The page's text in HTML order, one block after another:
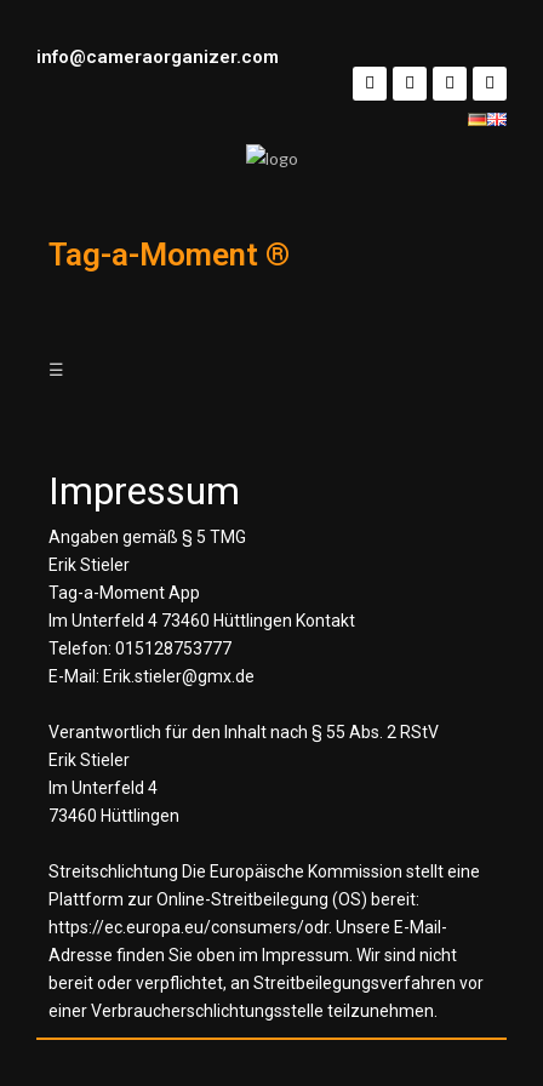
info@cameraorganizer.com
Tag-a-Moment ®
☰
Impressum
Angaben gemäß § 5 TMG
Erik Stieler
Tag-a-Moment App
Im Unterfeld 4 73460 Hüttlingen Kontakt
Telefon: 015128753777
E-Mail: Erik.stieler@gmx.de
Verantwortlich für den Inhalt nach § 55 Abs. 2 RStV
Erik Stieler
Im Unterfeld 4
73460 Hüttlingen
Streitschlichtung Die Europäische Kommission stellt eine
Plattform zur Online-Streitbeilegung (OS) bereit:
https://ec.europa.eu/consumers/odr. Unsere E-Mail-
Adresse finden Sie oben im Impressum. Wir sind nicht
bereit oder verpflichtet, an Streitbeilegungsverfahren vor
einer Verbraucherschlichtungsstelle teilzunehmen.